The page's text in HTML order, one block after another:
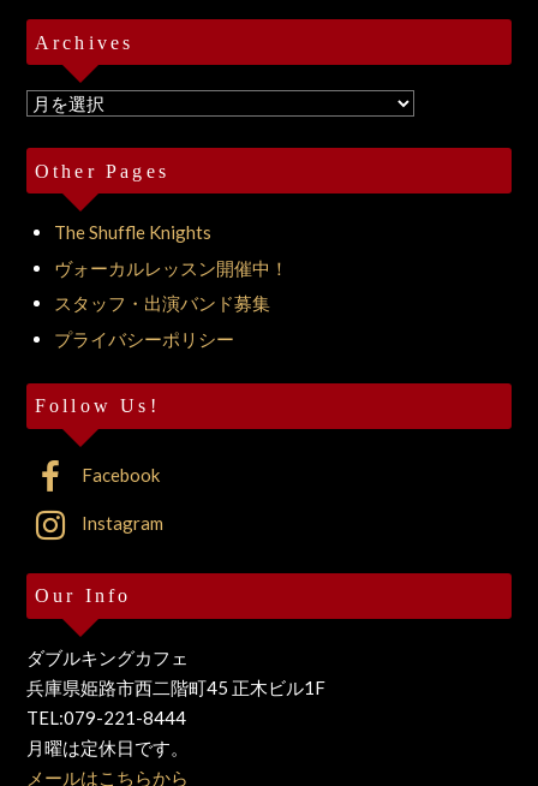
Archives
Archives
Other Pages
The Shuffle Knights
ヴォーカルレッスン開催中！
スタッフ・出演バンド募集
プライバシーポリシー
Follow Us!
Facebook
Instagram
Our Info
ダブルキングカフェ
兵庫県姫路市西二階町45 正木ビル1F
TEL:079-221-8444
月曜は定休日です。
メールはこちらから